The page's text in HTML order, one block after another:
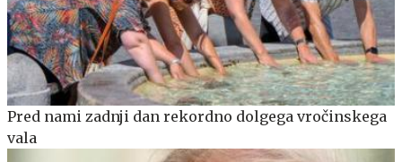
Pred nami zadnji dan rekordno dolgega vročinskega
vala